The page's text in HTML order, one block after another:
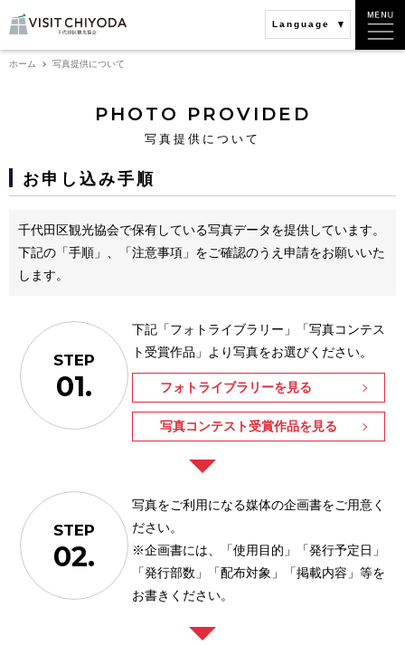
Language
ホーム 写真提供について
PHOTO PROVIDED
写真提供について
お申し込み手順
千代田区観光協会で保有している写真データを提供しています。
下記の「手順」、「注意事項」をご確認のうえ申請をお願いいた
します。
STEP
01.
下記「フォトライブラリー」「写真コンテス
ト受賞作品」より写真をお選びください。
フォトライブラリーを見る
写真コンテスト受賞作品を見る
STEP
02.
写真をご利用になる媒体の企画書をご用意く
ださい。
※企画書には、「使用目的」「発行予定日」
「発行部数」「配布対象」「掲載内容」等を
お書きください。